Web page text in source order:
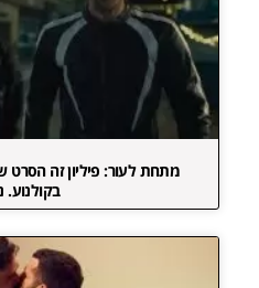
מתחת לעור: פיליון זה הסרט
בקולנוע.